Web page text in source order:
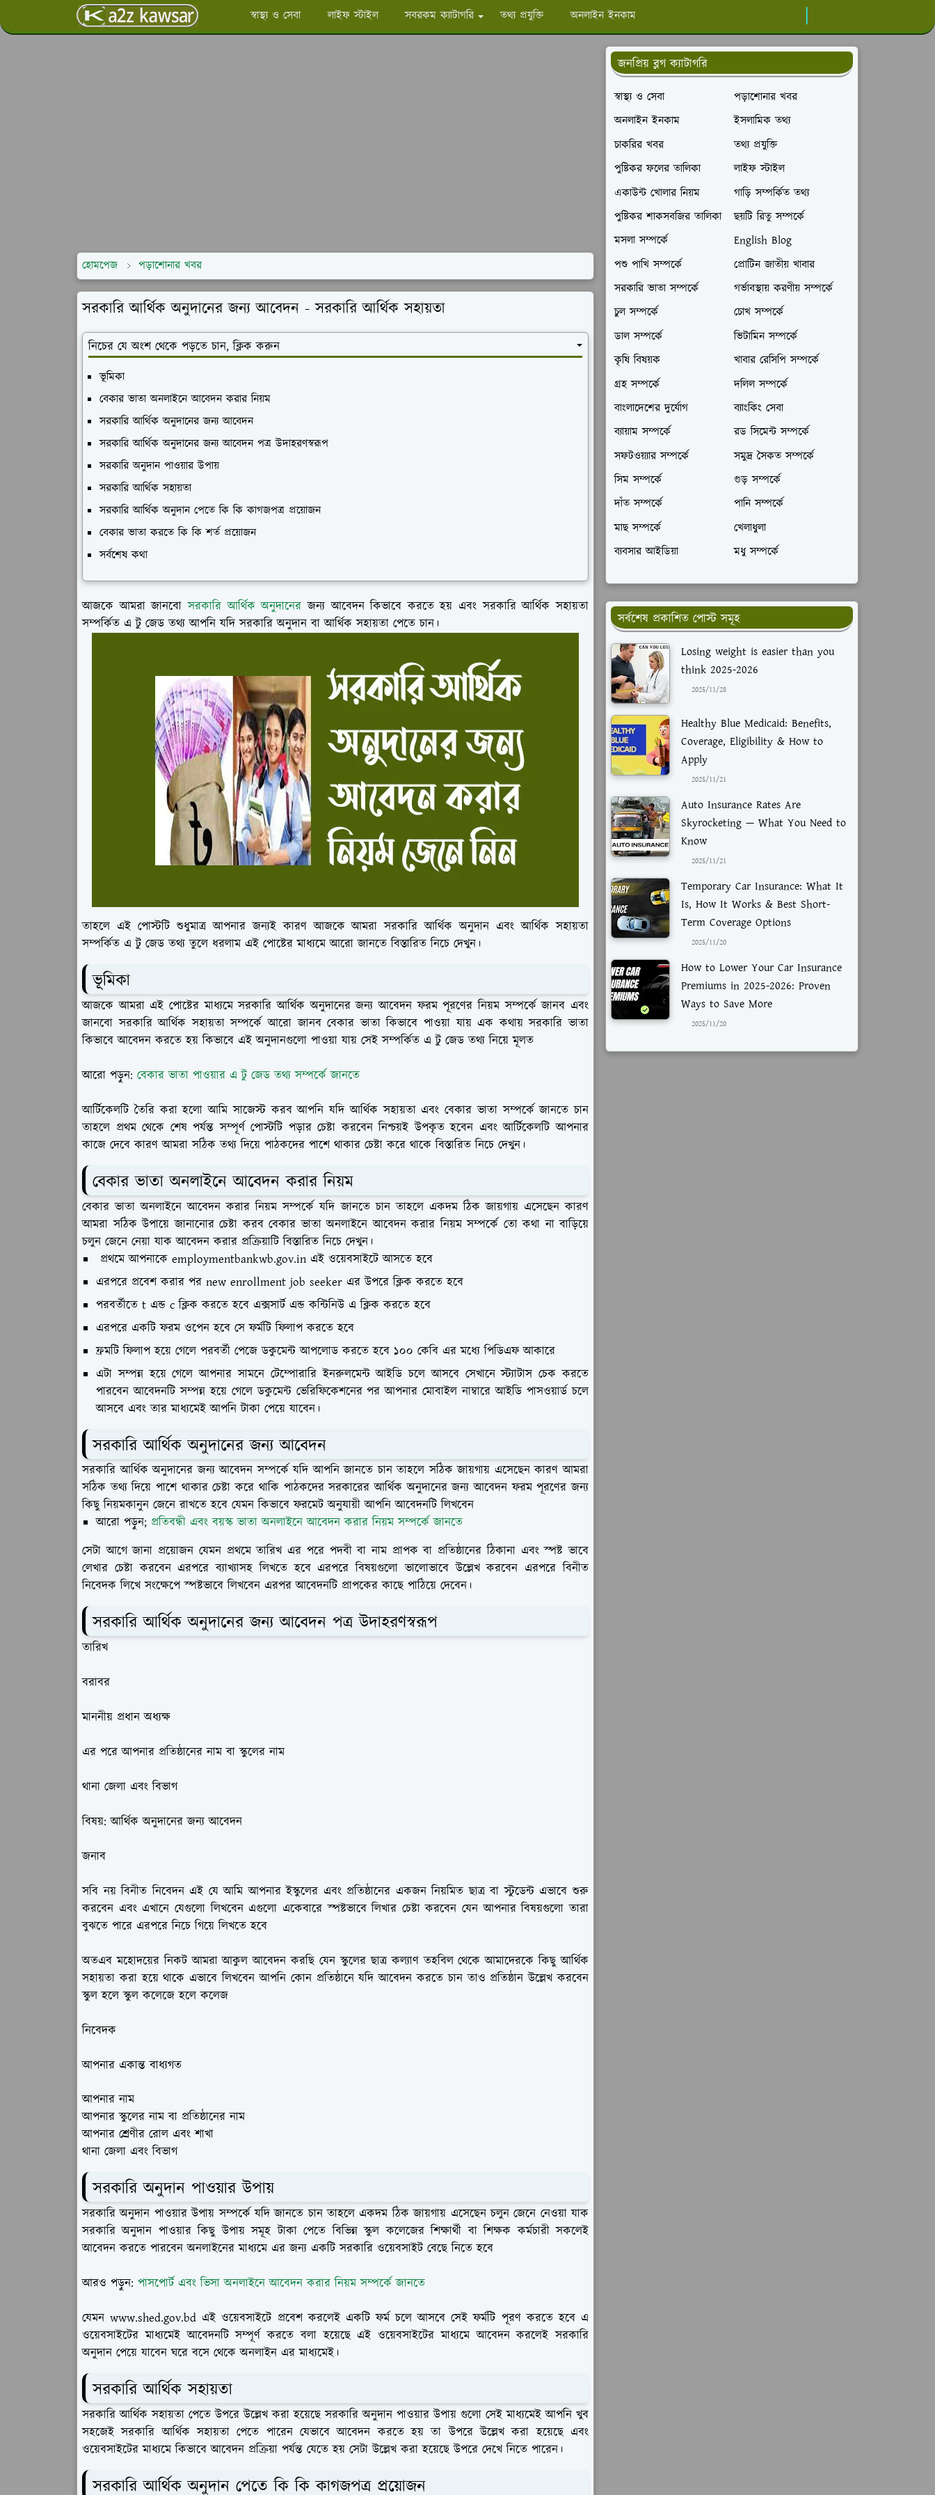
স্বাস্থ্য ও সেবা লাইফ স্টাইল সবরকম ক্যাটাগরি তথ্য প্রযুক্তি অনলাইন ইনকাম
হোমপেজ পড়াশোনার খবর
সরকারি আর্থিক অনুদানের জন্য আবেদন - সরকারি আর্থিক সহায়তা
নিচের যে অংশ থেকে পড়তে চান, ক্লিক করুন
ভূমিকা
বেকার ভাতা অনলাইনে আবেদন করার নিয়ম
সরকারি আর্থিক অনুদানের জন্য আবেদন
সরকারি আর্থিক অনুদানের জন্য আবেদন পত্র উদাহরণস্বরূপ
সরকারি অনুদান পাওয়ার উপায়
সরকারি আর্থিক সহায়তা
সরকারি আর্থিক অনুদান পেতে কি কি কাগজপত্র প্রয়োজন
বেকার ভাতা করতে কি কি শর্ত প্রয়োজন
সর্বশেষ কথা
আজকে আমরা জানবো সরকারি আর্থিক অনুদানের জন্য আবেদন কিভাবে করতে হয় এবং সরকারি আর্থিক সহায়তা
সম্পর্কিত এ টু জেড তথ্য আপনি যদি সরকারি অনুদান বা আর্থিক সহায়তা পেতে চান।
তাহলে এই পোস্টটি শুধুমাত্র আপনার জন্যই কারণ আজকে আমরা সরকারি আর্থিক অনুদান এবং আর্থিক সহায়তা
সম্পর্কিত এ টু জেড তথ্য তুলে ধরলাম এই পোষ্টের মাধ্যমে আরো জানতে বিস্তারিত নিচে দেখুন।
ভূমিকা
আজকে আমরা এই পোষ্টের মাধ্যমে সরকারি আর্থিক অনুদানের জন্য আবেদন ফরম পূরণের নিয়ম সম্পর্কে জানব এবং
জানবো সরকারি আর্থিক সহায়তা সম্পর্কে আরো জানব বেকার ভাতা কিভাবে পাওয়া যায় এক কথায় সরকারি ভাতা
কিভাবে আবেদন করতে হয় কিভাবে এই অনুদানগুলো পাওয়া যায় সেই সম্পর্কিত এ টু জেড তথ্য নিয়ে মূলত
আরো পড়ুন: বেকার ভাতা পাওয়ার এ টু জেড তথ্য সম্পর্কে জানতে
আর্টিকেলটি তৈরি করা হলো আমি সাজেস্ট করব আপনি যদি আর্থিক সহায়তা এবং বেকার ভাতা সম্পর্কে জানতে চান
তাহলে প্রথম থেকে শেষ পর্যন্ত সম্পূর্ণ পোস্টটি পড়ার চেষ্টা করবেন নিশ্চয়ই উপকৃত হবেন এবং আর্টিকেলটি আপনার
কাজে দেবে কারণ আমরা সঠিক তথ্য দিয়ে পাঠকদের পাশে থাকার চেষ্টা করে থাকে বিস্তারিত নিচে দেখুন।
বেকার ভাতা অনলাইনে আবেদন করার নিয়ম
বেকার ভাতা অনলাইনে আবেদন করার নিয়ম সম্পর্কে যদি জানতে চান তাহলে একদম ঠিক জায়গায় এসেছেন কারণ
আমরা সঠিক উপায়ে জানানোর চেষ্টা করব বেকার ভাতা অনলাইনে আবেদন করার নিয়ম সম্পর্কে তো কথা না বাড়িয়ে
চলুন জেনে নেয়া যাক আবেদন করার প্রক্রিয়াটি বিস্তারিত নিচে দেখুন।
প্রথমে আপনাকে employmentbankwb.gov.in এই ওয়েবসাইটে আসতে হবে
এরপরে প্রবেশ করার পর new enrollment job seeker এর উপরে ক্লিক করতে হবে
পরবর্তীতে t এন্ড c ক্লিক করতে হবে এক্সসার্ট এন্ড কন্টিনিউ এ ক্লিক করতে হবে
এরপরে একটি ফরম ওপেন হবে সে ফর্মটি ফিলাপ করতে হবে
ফ্রমটি ফিলাপ হয়ে গেলে পরবর্তী পেজে ডকুমেন্ট আপলোড করতে হবে ১০০ কেবি এর মধ্যে পিডিএফ আকারে
এটা সম্পন্ন হয়ে গেলে আপনার সামনে টেম্পোরারি ইনরুলমেন্ট আইডি চলে আসবে সেখানে স্ট্যাটাস চেক করতে
পারবেন আবেদনটি সম্পন্ন হয়ে গেলে ডকুমেন্ট ভেরিফিকেশনের পর আপনার মোবাইল নাম্বারে আইডি পাসওয়ার্ড চলে
আসবে এবং তার মাধ্যমেই আপনি টাকা পেয়ে যাবেন।
সরকারি আর্থিক অনুদানের জন্য আবেদন
সরকারি আর্থিক অনুদানের জন্য আবেদন সম্পর্কে যদি আপনি জানতে চান তাহলে সঠিক জায়গায় এসেছেন কারণ আমরা
সঠিক তথ্য দিয়ে পাশে থাকার চেষ্টা করে থাকি পাঠকদের সরকারের আর্থিক অনুদানের জন্য আবেদন ফরম পূরণের জন্য
কিছু নিয়মকানুন জেনে রাখতে হবে যেমন কিভাবে ফরমেট অনুযায়ী আপনি আবেদনটি লিখবেন
আরো পড়ুন; প্রতিবন্ধী এবং বয়স্ক ভাতা অনলাইনে আবেদন করার নিয়ম সম্পর্কে জানতে
সেটা আগে জানা প্রয়োজন যেমন প্রথমে তারিখ এর পরে পদবী বা নাম প্রাপক বা প্রতিষ্ঠানের ঠিকানা এবং স্পষ্ট ভাবে
লেখার চেষ্টা করবেন এরপরে ব্যাখ্যাসহ লিখতে হবে এরপরে বিষয়গুলো ভালোভাবে উল্লেখ করবেন এরপরে বিনীত
নিবেদক লিখে সংক্ষেপে স্পষ্টভাবে লিখবেন এরপর আবেদনটি প্রাপকের কাছে পাঠিয়ে দেবেন।
সরকারি আর্থিক অনুদানের জন্য আবেদন পত্র উদাহরণস্বরূপ
তারিখ
বরাবর
মাননীয় প্রধান অধ্যক্ষ
এর পরে আপনার প্রতিষ্ঠানের নাম বা স্কুলের নাম
থানা জেলা এবং বিভাগ
বিষয়: আর্থিক অনুদানের জন্য আবেদন
জনাব
সবি নয় বিনীত নিবেদন এই যে আমি আপনার ইস্কুলের এবং প্রতিষ্ঠানের একজন নিয়মিত ছাত্র বা স্টুডেন্ট এভাবে শুরু
করবেন এবং এখানে যেগুলো লিখবেন এগুলো একেবারে স্পষ্টভাবে লিখার চেষ্টা করবেন যেন আপনার বিষয়গুলো তারা
বুঝতে পারে এরপরে নিচে গিয়ে লিখতে হবে
অতএব মহোদয়ের নিকট আমরা আকুল আবেদন করছি যেন স্কুলের ছাত্র কল্যাণ তহবিল থেকে আমাদেরকে কিছু আর্থিক
সহায়তা করা হয়ে থাকে এভাবে লিখবেন আপনি কোন প্রতিষ্ঠানে যদি আবেদন করতে চান তাও প্রতিষ্ঠান উল্লেখ করবেন
স্কুল হলে স্কুল কলেজে হলে কলেজ
নিবেদক
আপনার একান্ত বাধ্যগত
আপনার নাম
আপনার স্কুলের নাম বা প্রতিষ্ঠানের নাম
আপনার শ্রেণীর রোল এবং শাখা
থানা জেলা এবং বিভাগ
সরকারি অনুদান পাওয়ার উপায়
সরকারি অনুদান পাওয়ার উপায় সম্পর্কে যদি জানতে চান তাহলে একদম ঠিক জায়গায় এসেছেন চলুন জেনে নেওয়া যাক
সরকারি অনুদান পাওয়ার কিছু উপায় সমূহ টাকা পেতে বিভিন্ন স্কুল কলেজের শিক্ষার্থী বা শিক্ষক কর্মচারী সকলেই
আবেদন করতে পারবেন অনলাইনের মাধ্যমে এর জন্য একটি সরকারি ওয়েবসাইট বেছে নিতে হবে
আরও পড়ুন: পাসপোর্ট এবং ভিসা অনলাইনে আবেদন করার নিয়ম সম্পর্কে জানতে
যেমন www.shed.gov.bd এই ওয়েবসাইটে প্রবেশ করলেই একটি ফর্ম চলে আসবে সেই ফর্মটি পূরণ করতে হবে এ
ওয়েবসাইটের মাধ্যমেই আবেদনটি সম্পূর্ণ করতে বলা হয়েছে এই ওয়েবসাইটের মাধ্যমে আবেদন করলেই সরকারি
অনুদান পেয়ে যাবেন ঘরে বসে থেকে অনলাইন এর মাধ্যমেই।
সরকারি আর্থিক সহায়তা
সরকারি আর্থিক সহায়তা পেতে উপরে উল্লেখ করা হয়েছে সরকারি অনুদান পাওয়ার উপায় গুলো সেই মাধ্যমেই আপনি খুব
সহজেই সরকারি আর্থিক সহায়তা পেতে পারেন যেভাবে আবেদন করতে হয় তা উপরে উল্লেখ করা হয়েছে এবং
ওয়েবসাইটের মাধ্যমে কিভাবে আবেদন প্রক্রিয়া পর্যন্ত যেতে হয় সেটা উল্লেখ করা হয়েছে উপরে দেখে নিতে পারেন।
সরকারি আর্থিক অনুদান পেতে কি কি কাগজপত্র প্রয়োজন
জনপ্রিয় ব্লগ ক্যাটাগরি
স্বাস্থ্য ও সেবা
পড়াশোনার খবর
অনলাইন ইনকাম
ইসলামিক তথ্য
চাকরির খবর
তথ্য প্রযুক্তি
পুষ্টিকর ফলের তালিকা
লাইফ স্টাইল
একাউন্ট খোলার নিয়ম
গাড়ি সম্পর্কিত তথ্য
পুষ্টিকর শাকসবজির তালিকা
ছয়টি রিতু সম্পর্কে
মসলা সম্পর্কে
English Blog
পশু পাখি সম্পর্কে
প্রোটিন জাতীয় খাবার
সরকারি ভাতা সম্পর্কে
গর্ভাবস্থায় করণীয় সম্পর্কে
চুল সম্পর্কে
চোখ সম্পর্কে
ডাল সম্পর্কে
ভিটামিন সম্পর্কে
কৃষি বিষয়ক
খাবার রেসিপি সম্পর্কে
গ্রহ সম্পর্কে
দলিল সম্পর্কে
বাংলাদেশের দুর্যোগ
ব্যাংকিং সেবা
ব্যায়াম সম্পর্কে
রড সিমেন্ট সম্পর্কে
সফটওয়্যার সম্পর্কে
সমুদ্র সৈকত সম্পর্কে
সিম সম্পর্কে
গুড় সম্পর্কে
দাঁত সম্পর্কে
পানি সম্পর্কে
মাছ সম্পর্কে
খেলাধুলা
ব্যবসার আইডিয়া
মধু সম্পর্কে
সর্বশেষ প্রকাশিত পোস্ট সমূহ
Losing weight is easier than you
think 2025-2026
2025/11/28
Healthy Blue Medicaid: Benefits,
Coverage, Eligibility & How to
Apply
2025/11/21
Auto Insurance Rates Are
Skyrocketing — What You Need to
Know
2025/11/21
Temporary Car Insurance: What It
Is, How It Works & Best Short-
Term Coverage Options
2025/11/20
How to Lower Your Car Insurance
Premiums in 2025-2026: Proven
Ways to Save More
2025/11/20